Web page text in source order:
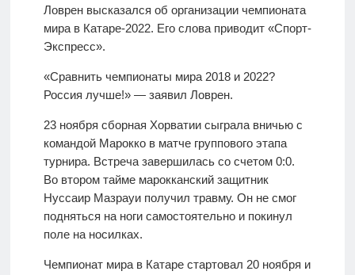
Ловрен высказался об организации чемпионата
мира в Катаре-2022. Его слова приводит «Спорт-
Экспресс».
«Сравнить чемпионаты мира 2018 и 2022?
Россия лучше!» — заявил Ловрен.
23 ноября сборная Хорватии сыграла вничью с
командой Марокко в матче группового этапа
турнира. Встреча завершилась со счетом 0:0.
Во втором тайме марокканский защитник
Нуссаир Мазрауи получил травму. Он не смог
подняться на ноги самостоятельно и покинул
поле на носилках.
Чемпионат мира в Катаре стартовал 20 ноября и